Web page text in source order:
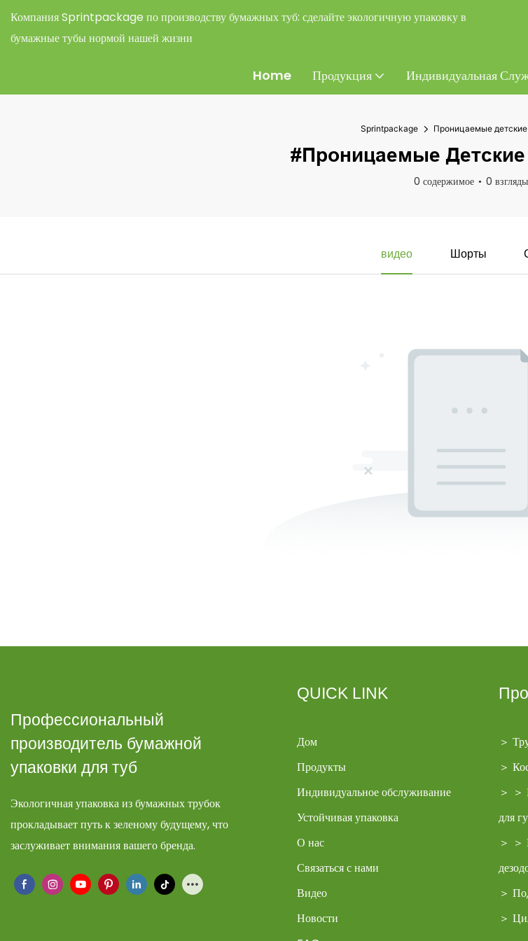
Компания Sprintpackage по производству бумажных туб: сделайте экологичную упаковку в
бумажные тубы нормой нашей жизни
Home Продукция Индивидуальная
Sprintpackage Проницаемые детские
#Проницаемые
0 содержимое 0 взгляды
видео Шорты
Профессиональный
производитель бумажной
упаковки для туб
Экологичная упаковка из бумажных трубок
прокладывает путь к зеленому будущему, что
заслуживает внимания вашего бренда.
QUICK LINK
Дом
Продукты
Индивидуальное обслуживание
Устойчивая упаковка
О нас
Связаться с нами
Видео
Новости
＞
＞
＞ ＞
для
＞ ＞
＞
＞